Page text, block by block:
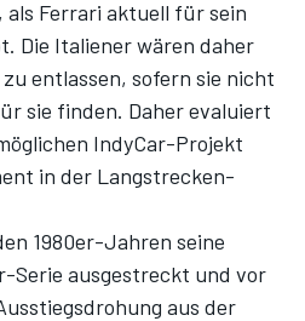
als Ferrari aktuell für sein
Die Italiener wären daher
entlassen, sofern sie nicht
sie finden. Daher evaluiert
IndyCar-Projekt
in der Langstrecken-
1980er-Jahren seine
Serie ausgestreckt und vor
aus der